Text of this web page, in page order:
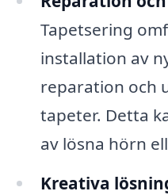
Tapetsering
installation av
reparation och
tapeter. Detta
av lösna hörn
Kreativa